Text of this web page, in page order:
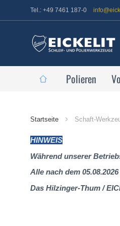
Tel.: +49 7461 187-0
Polieren
Startseite Schaft-
HINWEIS
Während unserer
Alle nach dem
Das Hilzinger-Thum /